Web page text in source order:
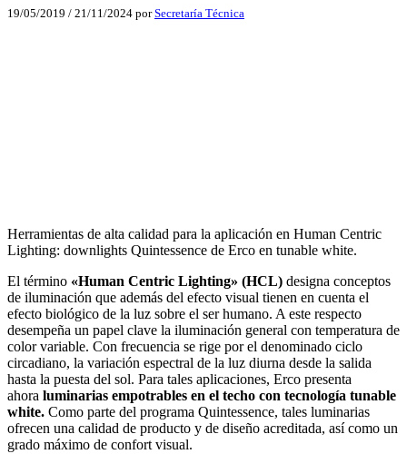
19/05/2019 / 21/11/2024 porSecretaría Técnica
Herramientas de alta calidad para la aplicación en Human Centric
Lighting: downlights Quintessence de Erco en tunable white.
El término «Human Centric Lighting» (HCL) designa conceptos
de iluminación que además del efecto visual tienen en cuenta el
efecto biológico de la luz sobre el ser humano. A este respecto
desempeña un papel clave la iluminación general con temperatura de
color variable. Con frecuencia se rige por el denominado ciclo
circadiano, la variación espectral de la luz diurna desde la salida
hasta la puesta del sol. Para tales aplicaciones, Erco presenta
ahora luminarias empotrables en el techo con tecnología tunable
white. Como parte del programa Quintessence, tales luminarias
ofrecen una calidad de producto y de diseño acreditada, así como un
grado máximo de confort visual.